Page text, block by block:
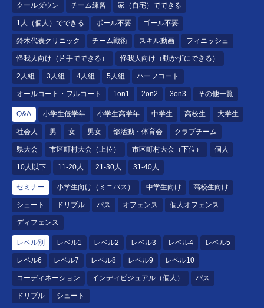
クールダウン チーム練習 家（自宅）でできる
1人（個人）でできる ボール不要 ゴール不要
鈴木代表クリニック チーム戦術 スキル動画 フィニッシュ
怪我人向け（片手でできる） 怪我人向け（動かずにできる）
2人組 3人組 4人組 5人組 ハーフコート
オールコート・フルコート 1on1 2on2 3on3 その他一覧
Q&A 小学生低学年 小学生高学年 中学生 高校生 大学生
社会人 男 女 男女 部活動・体育会 クラブチーム
県大会 市区町村大会（上位） 市区町村大会（下位） 個人
10人以下 11-20人 21-30人 31-40人
セミナー 小学生向け（ミニバス） 中学生向け 高校生向け
シュート ドリブル パス オフェンス 個人オフェンス
ディフェンス
レベル別 レベル1 レベル2 レベル3 レベル4 レベル5
レベル6 レベル7 レベル8 レベル9 レベル10
コーディネーション インディビジュアル（個人） パス
ドリブル シュート